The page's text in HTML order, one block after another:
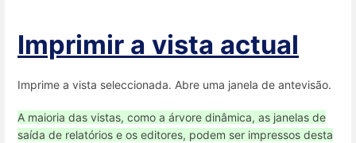
Imprimir a vista actual
Imprime a vista seleccionada. Abre uma janela de antevisão.
A maioria das vistas, como a árvore dinâmica, as janelas de
saída de relatórios e os editores, podem ser impressos desta